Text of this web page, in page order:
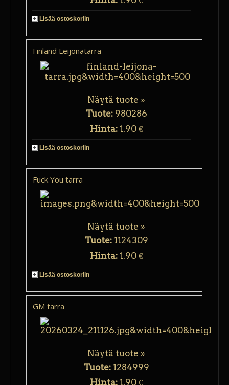
Lisää ostoskoriin
Finland Leijonatarra
Näytä tuote »
Tuote: 980286
Hinta: 1.90 €
Lisää ostoskoriin
Fuck You tarra
Näytä tuote »
Tuote: 1124309
Hinta: 1.90 €
Lisää ostoskoriin
GM tarra
Näytä tuote »
Tuote: 1284999
Hinta: 1.90 €